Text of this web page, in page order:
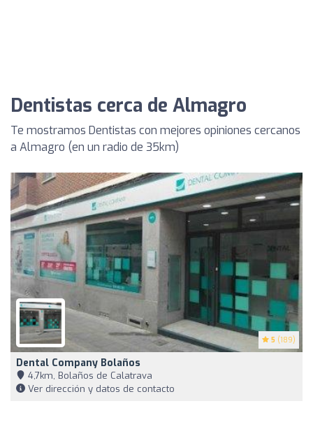
Dentistas cerca de Almagro
Te mostramos Dentistas con mejores opiniones cercanos
a Almagro (en un radio de 35km)
5 (189)
Dental Company Bolaños
4,7km, Bolaños de Calatrava
Ver dirección y datos de contacto